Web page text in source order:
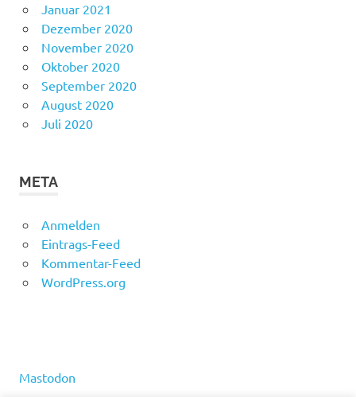
Januar 2021
Dezember 2020
November 2020
Oktober 2020
September 2020
August 2020
Juli 2020
META
Anmelden
Eintrags-Feed
Kommentar-Feed
WordPress.org
Mastodon